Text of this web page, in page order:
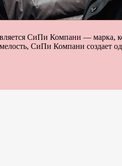
СиПи Компани — марка,
СиПи Компани создает